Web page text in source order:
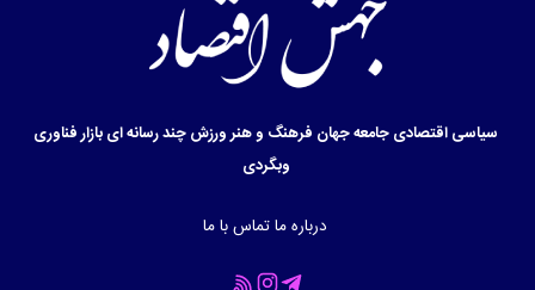
سیاسیاقتصادیجامعهجهان فرهنگ و هنرورزشچند رسانه ایبازارفناوری
وبگردی
درباره ماتماس با ما